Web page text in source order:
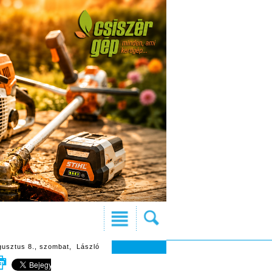
8., szombat, László